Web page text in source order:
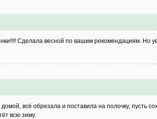
Сделала весной по вашим рекомендациям. Но
всё обрезала и поставила на полочку, пусть
всю зиму.